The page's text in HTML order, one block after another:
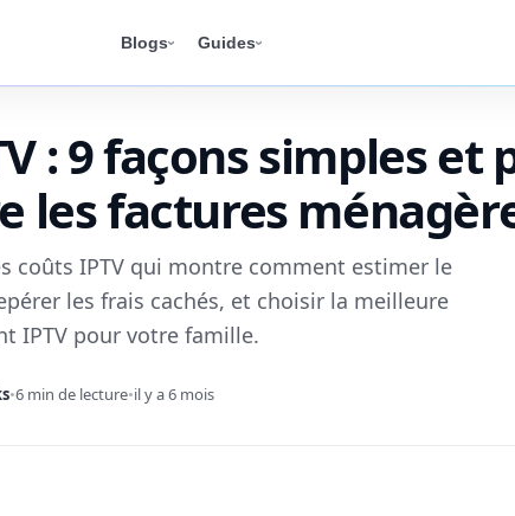
Blogs Guides
: 9 façons simples et
les factures
coûts IPTV qui montre comment estimer le
les frais cachés, et choisir la meilleure
IPTV pour votre famille.
•6 min de lecture•il y a 6 mois